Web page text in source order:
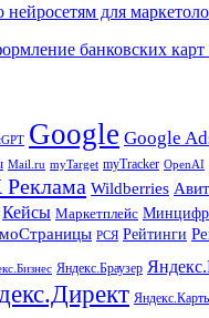
для
банковских
Google Google
Mail.ru myTarget myTracker OpenAI
Реклама Wildberries
Кейсы Маркетплейс
РСЯ Рейтинги
Яндекс.Браузер